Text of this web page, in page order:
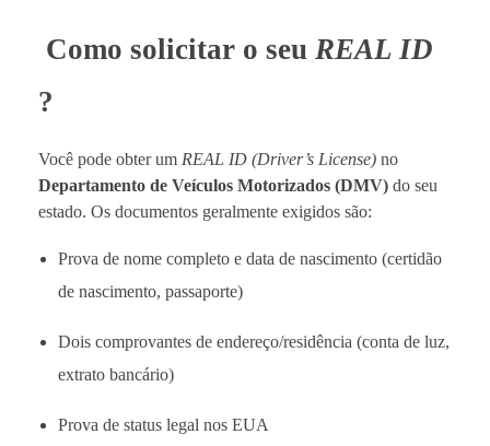
Como solicitar o seu REAL ID
?
Você pode obter um REAL ID (Driver’s License) no
Departamento de Veículos Motorizados (DMV) do seu
estado. Os documentos geralmente exigidos são:
Prova de nome completo e data de nascimento (certidão
de nascimento, passaporte)
Dois comprovantes de endereço/residência (conta de luz,
extrato bancário)
Prova de status legal nos EUA